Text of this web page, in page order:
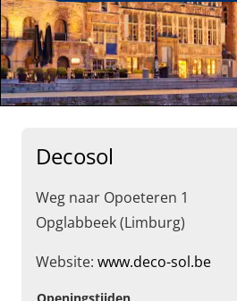
Decosol
Weg naar Opoeteren 1
Opglabbeek (Limburg)
Website: www.deco-sol.be